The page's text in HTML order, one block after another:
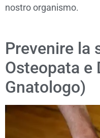
nostro organismo.
Prevenire la
Osteopata e
Gnatologo)